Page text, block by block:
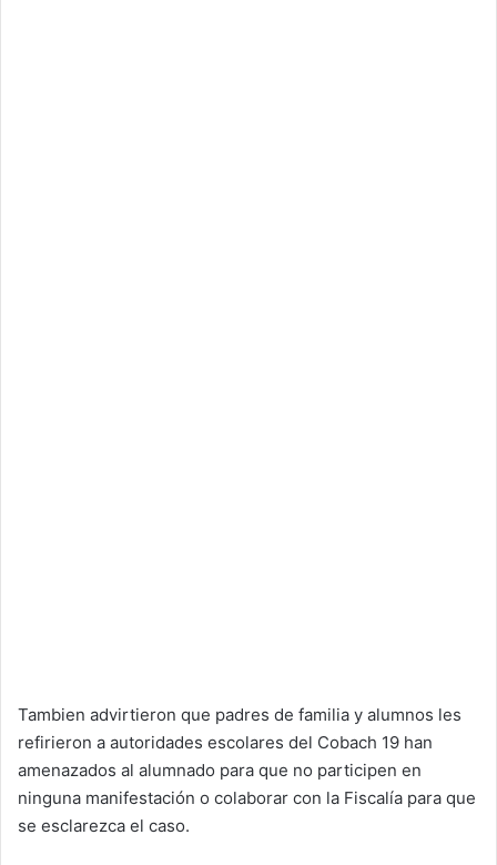
Tambien advirtieron que padres de familia y alumnos les
refirieron a autoridades escolares del Cobach 19 han
amenazados al alumnado para que no participen en
ninguna manifestación o colaborar con la Fiscalía para que
se esclarezca el caso.